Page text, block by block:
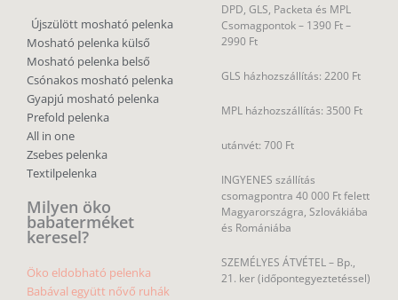
Újszülött mosható pelenka
Mosható pelenka külső
Mosható pelenka belső
Csónakos mosható pelenka
Gyapjú mosható pelenka
Prefold pelenka
All in one
Zsebes pelenka
Textilpelenka
Milyen öko
babaterméket
keresel?
Öko eldobható pelenka
Babával együtt nővő ruhák
DPD, GLS, Packeta és MPL
Csomagpontok – 1390 Ft –
2990 Ft
GLS házhozszállítás: 2200 Ft
MPL házhozszállítás: 3500 Ft
utánvét: 700 Ft
INGYENES szállítás
csomagpontra 40 000 Ft felett
Magyarországra, Szlovákiába
és Romániába
SZEMÉLYES ÁTVÉTEL – Bp.,
21. ker (időpontegyeztetéssel)